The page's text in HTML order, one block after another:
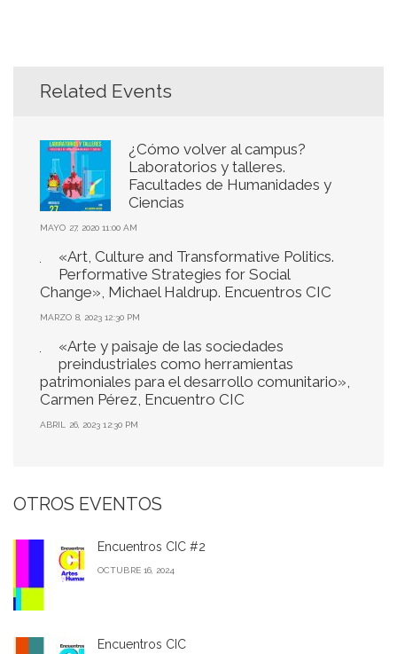
Related Events
¿Cómo volver al campus?
Laboratorios y talleres.
Facultades de Humanidades y
Ciencias
MAYO 27, 2020 11:00 AM
«Art, Culture and Transformative Politics.
Performative Strategies for Social
Change», Michael Haldrup. Encuentros CIC
MARZO 8, 2023 12:30 PM
«Arte y paisaje de las sociedades
preindustriales como herramientas
patrimoniales para el desarrollo comunitario»,
Carmen Pérez, Encuentro CIC
ABRIL 26, 2023 12:30 PM
OTROS EVENTOS
Encuentros CIC #2
OCTUBRE 16, 2024
Encuentros CIC